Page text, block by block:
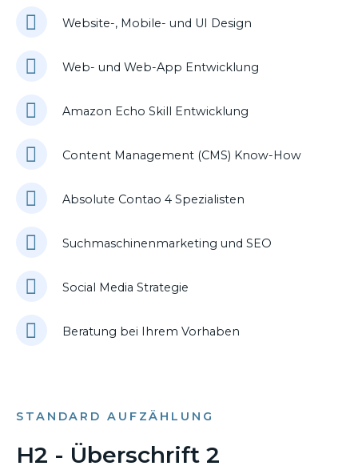
Website-, Mobile- und UI Design
Web- und Web-App Entwicklung
Amazon Echo Skill Entwicklung
Content Management (CMS) Know-How
Absolute Contao 4 Spezialisten
Suchmaschinenmarketing und SEO
Social Media Strategie
Beratung bei Ihrem Vorhaben
STANDARD AUFZÄHLUNG
H2 - Überschrift 2